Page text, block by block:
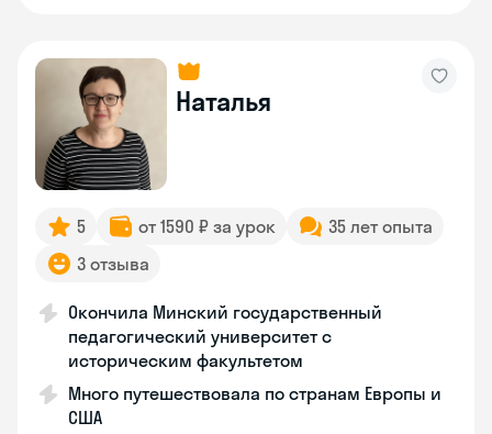
Наталья
5 от 1590 ₽ за урок
35 лет опыта
3 отзыва
Окончила Минский государственный
педагогический университет с
историческим факультетом
Много путешествовала по странам Европы и
США